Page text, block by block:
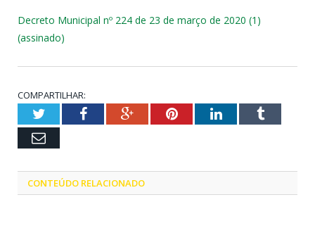
Decreto Municipal nº 224 de 23 de março de 2020 (1)
(assinado)
COMPARTILHAR:
TwitterFacebookGoogle+PinterestLinkedInTumblr
Email
CONTEÚDO RELACIONADO